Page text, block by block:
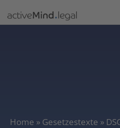
Home » Gesetzestexte »